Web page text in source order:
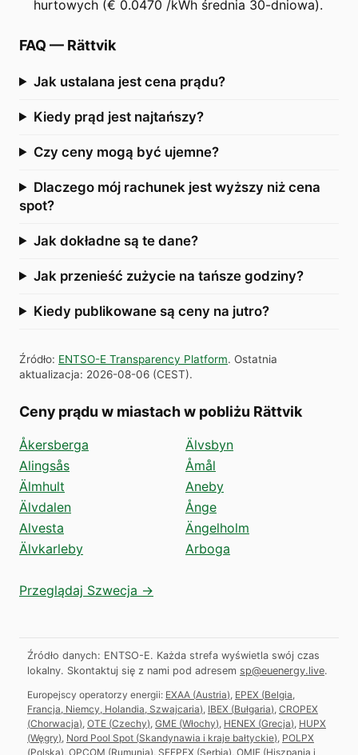
hurtowych (€ 0.0470 /kWh średnia 30-dniowa).
FAQ — Rättvik
Jak ustalana jest cena prądu?
Kiedy prąd jest najtańszy?
Czy ceny mogą być ujemne?
Dlaczego mój rachunek jest wyższy niż cena
spot?
Jak dokładne są te dane?
Jak przenieść zużycie na tańsze godziny?
Kiedy publikowane są ceny na jutro?
Źródło: ENTSO-E Transparency Platform. Ostatnia
aktualizacja: 2026-08-06 (CEST).
Ceny prądu w miastach w pobliżu Rättvik
Åkersberga
Alingsås
Älmhult
Älvdalen
Alvesta
Älvkarleby
Älvsbyn
Åmål
Aneby
Ånge
Ängelholm
Arboga
Przeglądaj Szwecja →
Źródło danych: ENTSO-E. Każda strefa wyświetla swój czas
lokalny. Skontaktuj się z nami pod adresem sp@euenergy.live.
Europejscy operatorzy energii: EXAA (Austria) EPEX (Belgia,
Francja, Niemcy, Holandia, Szwajcaria) IBEX (Bułgaria) CROPEX
(Chorwacja) OTE (Czechy) GME (Włochy) HENEX (Grecja) HUPX
(Węgry) Nord Pool Spot (Skandynawia i kraje bałtyckie) POLPX
(Polska) OPCOM (Rumunia) SEEPEX (Serbia) OMIE (Hiszpania i